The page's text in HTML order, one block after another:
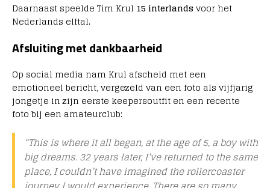
Daarnaast speelde Tim Krul 15 interlandsvoor het
Nederlands elftal.
Afsluiting met dankbaarheid
Op social media nam Krul afscheid met een
emotioneel bericht, vergezeld van een foto als vijfjarig
jongetje in zijn eerste keepersoutfit en een recente
foto bij een amateurclub:
“This is where it all began, at the age of 5, a boy with
big dreams. 32 years later, I’ve returned to the same
place, I couldn’t have imagined the rollercoaster